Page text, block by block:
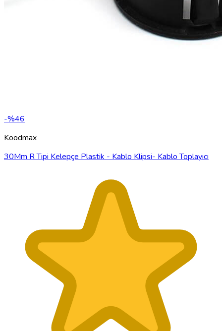
-%46
Koodmax
30Mm R Tipi Kelepçe Plastik - Kablo Klipsi- Kablo Toplayıcı